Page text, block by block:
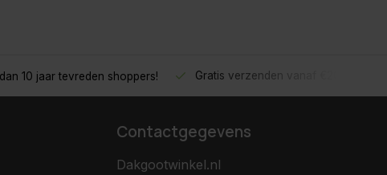
10 jaar tevreden shoppers! Gratis verzenden vanaf €200,- excl.
Contactgegevens
Dakgootwinkel.nl